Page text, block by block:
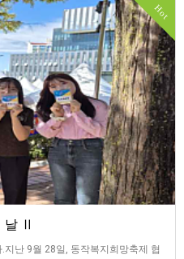
Hot
날 Ⅱ
난 9월 28일, 동작복지희망축제 협